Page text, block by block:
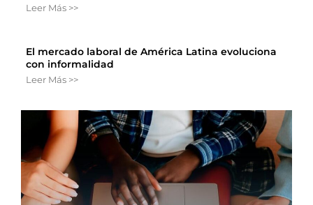
Leer Más >>
El mercado laboral de América Latina evoluciona
con informalidad
Leer Más >>